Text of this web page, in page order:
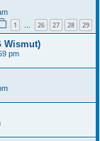
1 … 26 27 28 29
Wismut)
pm